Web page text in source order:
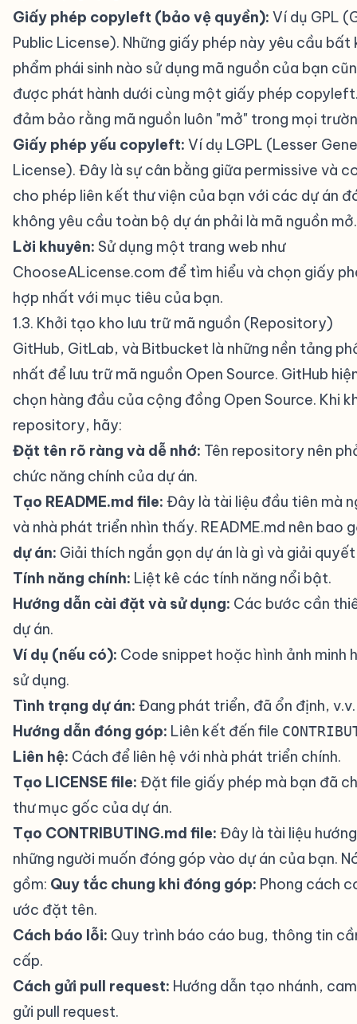
Giấy phép copyleft (bảo vệ quyền): Ví dụ GPL
Public License). Những giấy phép này yêu cầu bất
phẩm phái sinh nào sử dụng mã nguồn của bạn
được phát hành dưới cùng một giấy phép
đảm bảo rằng mã nguồn luôn "mở" trong mọi
Giấy phép yếu copyleft: Ví dụ LGPL (Lesser
License). Đây là sự cân bằng giữa permissive và
cho phép liên kết thư viện của bạn với các dự án
không yêu cầu toàn bộ dự án phải là mã nguồn mở.
Lời khuyên: Sử dụng một trang web như
ChooseALicense.com để tìm hiểu và chọn giấy
hợp nhất với mục tiêu của bạn.
1.3. Khởi tạo kho lưu trữ mã nguồn (Repository)
GitHub, GitLab, và Bitbucket là những nền tảng
nhất để lưu trữ mã nguồn Open Source. GitHub
chọn hàng đầu của cộng đồng Open Source. Khi
repository, hãy:
Đặt tên rõ ràng và dễ nhớ: Tên repository nên
chức năng chính của dự án.
Tạo README.md file: Đây là tài liệu đầu tiên mà
và nhà phát triển nhìn thấy. README.md nên bao
dự án: Giải thích ngắn gọn dự án là gì và giải
Tính năng chính: Liệt kê các tính năng nổi bật.
Hướng dẫn cài đặt và sử dụng: Các bước cần
dự án.
Ví dụ (nếu có): Code snippet hoặc hình ảnh minh
sử dụng.
Tình trạng dự án: Đang phát triển, đã ổn định, v.v.
Hướng dẫn đóng góp: Liên kết đến file
Liên hệ: Cách để liên hệ với nhà phát triển chính.
Tạo LICENSE file: Đặt file giấy phép mà bạn đã
thư mục gốc của dự án.
Tạo CONTRIBUTING.md file: Đây là tài liệu
những người muốn đóng góp vào dự án của bạn.
gồm: Quy tắc chung khi đóng góp: Phong cách
ước đặt tên.
Cách báo lỗi: Quy trình báo cáo bug, thông tin
cấp.
Cách gửi pull request: Hướng dẫn tạo nhánh,
gửi pull request.